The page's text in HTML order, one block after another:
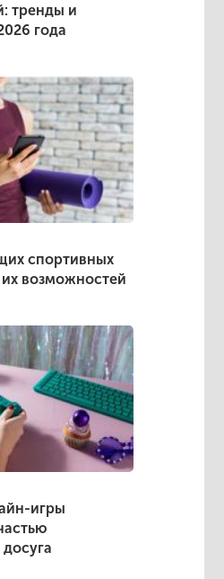
тренды и
года
спортивных
возможностей
игры